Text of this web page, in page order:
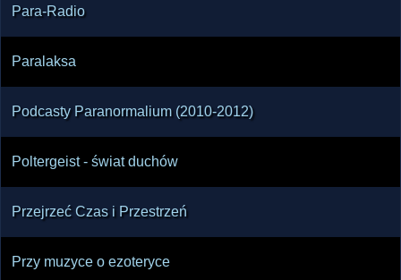
Para-Radio
Paralaksa
Podcasty Paranormalium (2010-2012)
Poltergeist - świat duchów
Przejrzeć Czas i Przestrzeń
Przy muzyce o ezoteryce